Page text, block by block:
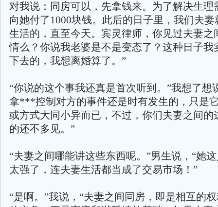
对我说：同房可以，先拿钱来。为了解决生理
向她付了1000块钱。此后的日子里，我们夫
生活的，直至今天。宾灵律师，你见过夫妻之
情么？你说我老婆是不是变态了？这种日子我
下去的，我想离婚算了。”
“你说的这个事我还真是首次听到。”我想了想
拿***控制对方的事件还是时有发生的，只是
或方式大同小异而已，不过，你们夫妻之间的
的还不多见。”
“夫妻之间哪能讲这些东西呢。”男生说，“她
太强了，连夫妻生活都当成了交易市场！”
“是啊。”我说，“夫妻之间同房，即是相互的